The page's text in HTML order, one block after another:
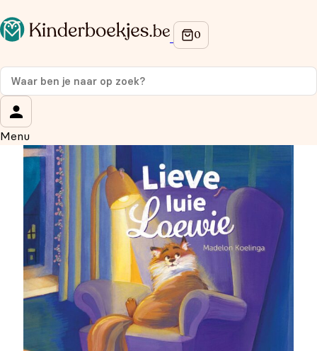
Menu
Op de hoogte blijven van onze acties?
Meld je aan voor onze nieuwsbrief en ontvang
korting
Wat is je voornaam?
Wat is je e-mailadres?
Aanmelden
We gebruiken je gegevens om contact op te nemen, in
overeenstemming met onsprivacybeleid.